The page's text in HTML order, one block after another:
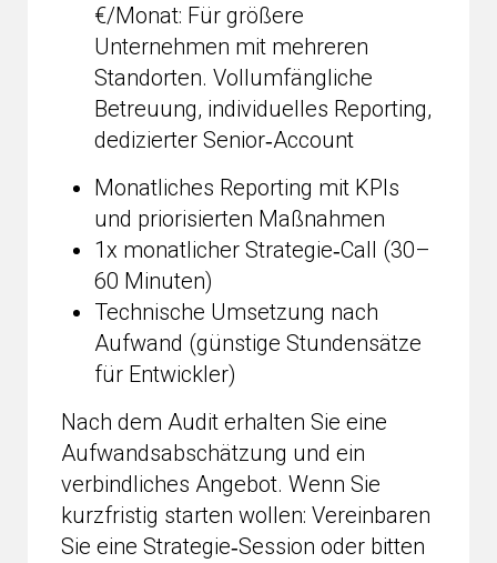
€/Monat: Für größere
Unternehmen mit mehreren
Standorten. Vollumfängliche
Betreuung, individuelles Reporting,
dedizierter Senior‑Account
Monatliches Reporting mit KPIs
und priorisierten Maßnahmen
1x monatlicher Strategie‑Call (30–
60 Minuten)
Technische Umsetzung nach
Aufwand (günstige Stundensätze
für Entwickler)
Nach dem Audit erhalten Sie eine
Aufwandsabschätzung und ein
verbindliches Angebot. Wenn Sie
kurzfristig starten wollen: Vereinbaren
Sie eine Strategie‑Session oder bitten